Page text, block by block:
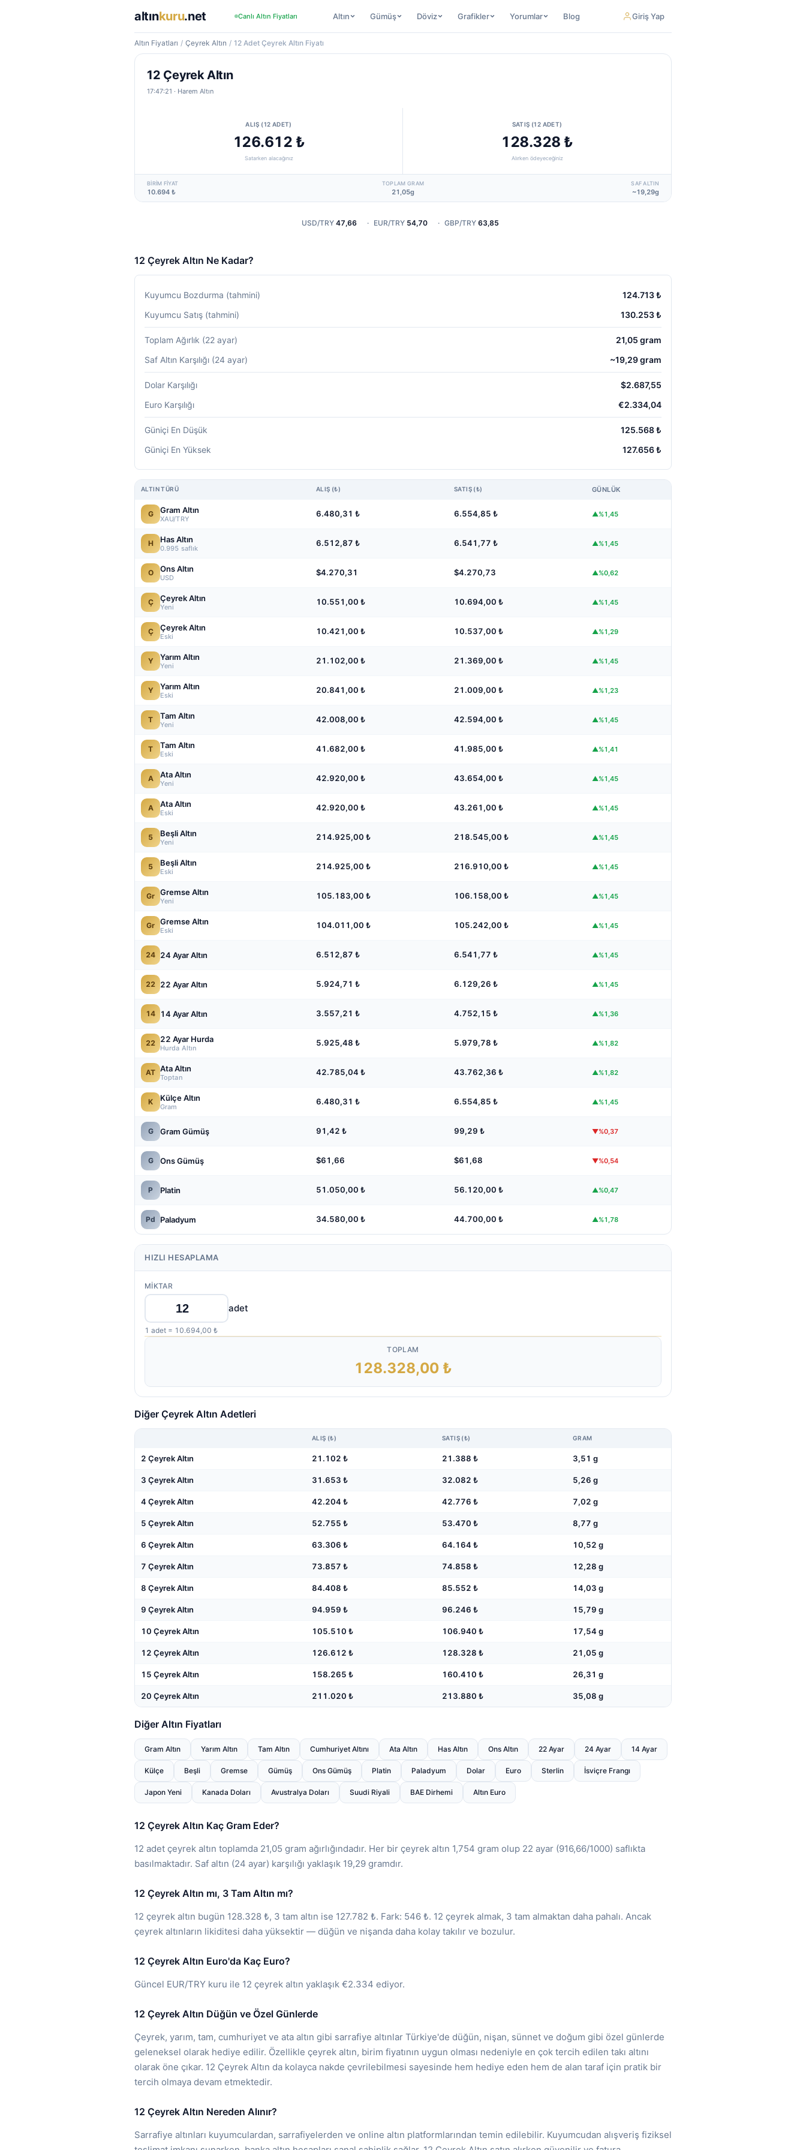
altınkuru.net Canlı Altın Fiyatları Altın Gümüş Döviz Grafikler Yorumlar Blog Giriş Yap
Altın Fiyatları / Çeyrek Altın / 12 Adet Çeyrek Altın Fiyatı
12 Çeyrek Altın
17:47:21 · Harem Altın
ALIŞ (12 ADET)
126.612 ₺
Satarken alacağınız
SATIŞ (12 ADET)
128.328 ₺
Alırken ödeyeceğiniz
BIRIM FIYAT
10.694 ₺
TOPLAM GRAM
21,05g
SAF ALTIN
~19,29g
USD/TRY 47,66 · EUR/TRY 54,70 · GBP/TRY 63,85
12 Çeyrek Altın Ne Kadar?
Kuyumcu Bozdurma (tahmini)
124.713 ₺
Kuyumcu Satış (tahmini)
130.253 ₺
Toplam Ağırlık (22 ayar)
21,05 gram
Saf Altın Karşılığı (24 ayar)
~19,29 gram
Dolar Karşılığı
$2.687,55
Euro Karşılığı
€2.334,04
Güniçi En Düşük
125.568 ₺
Güniçi En Yüksek
127.656 ₺
ALTIN TÜRÜ ALIŞ (₺) SATIŞ (₺) GÜNLÜK
G Gram Altın
XAU/TRY
6.480,31 ₺ 6.554,85 ₺ ▲%1,45
H Has Altın
0.995 saflık
6.512,87 ₺ 6.541,77 ₺ ▲%1,45
O Ons Altın
USD
$4.270,31 $4.270,73 ▲%0,62
Ç Çeyrek Altın
Yeni
10.551,00 ₺ 10.694,00 ₺ ▲%1,45
Ç Çeyrek Altın
Eski
10.421,00 ₺ 10.537,00 ₺ ▲%1,29
Y Yarım Altın
Yeni
21.102,00 ₺ 21.369,00 ₺ ▲%1,45
Y Yarım Altın
Eski
20.841,00 ₺ 21.009,00 ₺ ▲%1,23
T Tam Altın
Yeni
42.008,00 ₺ 42.594,00 ₺ ▲%1,45
T Tam Altın
Eski
41.682,00 ₺ 41.985,00 ₺ ▲%1,41
A Ata Altın
Yeni
42.920,00 ₺ 43.654,00 ₺ ▲%1,45
A Ata Altın
Eski
42.920,00 ₺ 43.261,00 ₺ ▲%1,45
5 Beşli Altın
Yeni
214.925,00 ₺ 218.545,00 ₺ ▲%1,45
5 Beşli Altın
Eski
214.925,00 ₺ 216.910,00 ₺ ▲%1,45
Gr Gremse Altın
Yeni
105.183,00 ₺ 106.158,00 ₺ ▲%1,45
Gr Gremse Altın
Eski
104.011,00 ₺ 105.242,00 ₺ ▲%1,45
24 24 Ayar Altın 6.512,87 ₺ 6.541,77 ₺ ▲%1,45
22 22 Ayar Altın 5.924,71 ₺ 6.129,26 ₺ ▲%1,45
14 14 Ayar Altın 3.557,21 ₺ 4.752,15 ₺ ▲%1,36
22 22 Ayar Hurda
Hurda Altın
5.925,48 ₺ 5.979,78 ₺ ▲%1,82
AT Ata Altın
Toptan
42.785,04 ₺ 43.762,36 ₺ ▲%1,82
K Külçe Altın
Gram
6.480,31 ₺ 6.554,85 ₺ ▲%1,45
G Gram Gümüş 91,42 ₺ 99,29 ₺ ▼%0,37
G Ons Gümüş $61,66 $61,68 ▼%0,54
P Platin 51.050,00 ₺ 56.120,00 ₺ ▲%0,47
Pd Paladyum 34.580,00 ₺ 44.700,00 ₺ ▲%1,78
HIZLI HESAPLAMA
MIKTAR
adet
1 adet = 10.694,00 ₺
TOPLAM
128.328,00 ₺
Diğer Çeyrek Altın Adetleri
ALIŞ (₺) SATIŞ (₺) GRAM
2 Çeyrek Altın 21.102 ₺ 21.388 ₺ 3,51 g
3 Çeyrek Altın 31.653 ₺ 32.082 ₺ 5,26 g
4 Çeyrek Altın 42.204 ₺ 42.776 ₺ 7,02 g
5 Çeyrek Altın 52.755 ₺ 53.470 ₺ 8,77 g
6 Çeyrek Altın 63.306 ₺ 64.164 ₺ 10,52 g
7 Çeyrek Altın 73.857 ₺ 74.858 ₺ 12,28 g
8 Çeyrek Altın 84.408 ₺ 85.552 ₺ 14,03 g
9 Çeyrek Altın 94.959 ₺ 96.246 ₺ 15,79 g
10 Çeyrek Altın 105.510 ₺ 106.940 ₺ 17,54 g
12 Çeyrek Altın 126.612 ₺ 128.328 ₺ 21,05 g
15 Çeyrek Altın 158.265 ₺ 160.410 ₺ 26,31 g
20 Çeyrek Altın 211.020 ₺ 213.880 ₺ 35,08 g
Diğer Altın Fiyatları
Gram Altın Yarım Altın Tam Altın Cumhuriyet Altını Ata Altın Has Altın Ons Altın 22 Ayar 24 Ayar 14 Ayar
Külçe Beşli Gremse Gümüş Ons Gümüş Platin Paladyum Dolar Euro Sterlin İsviçre Frangı
Japon Yeni Kanada Doları Avustralya Doları Suudi Riyali BAE Dirhemi Altın Euro
12 Çeyrek Altın Kaç Gram Eder?
12 adet çeyrek altın toplamda 21,05 gram ağırlığındadır. Her bir çeyrek altın 1,754 gram olup 22 ayar (916,66/1000) saflıkta
basılmaktadır. Saf altın (24 ayar) karşılığı yaklaşık 19,29 gramdır.
12 Çeyrek Altın mı, 3 Tam Altın mı?
12 çeyrek altın bugün 128.328 ₺, 3 tam altın ise 127.782 ₺. Fark: 546 ₺. 12 çeyrek almak, 3 tam almaktan daha pahalı. Ancak
çeyrek altınların likiditesi daha yüksektir — düğün ve nişanda daha kolay takılır ve bozulur.
12 Çeyrek Altın Euro'da Kaç Euro?
Güncel EUR/TRY kuru ile 12 çeyrek altın yaklaşık €2.334 ediyor.
12 Çeyrek Altın Düğün ve Özel Günlerde
Çeyrek, yarım, tam, cumhuriyet ve ata altın gibi sarrafiye altınlar Türkiye'de düğün, nişan, sünnet ve doğum gibi özel günlerde
geleneksel olarak hediye edilir. Özellikle çeyrek altın, birim fiyatının uygun olması nedeniyle en çok tercih edilen takı altını
olarak öne çıkar. 12 Çeyrek Altın da kolayca nakde çevrilebilmesi sayesinde hem hediye eden hem de alan taraf için pratik bir
tercih olmaya devam etmektedir.
12 Çeyrek Altın Nereden Alınır?
Sarrafiye altınları kuyumculardan, sarrafiyelerden ve online altın platformlarından temin edilebilir. Kuyumcudan alışveriş fiziksel